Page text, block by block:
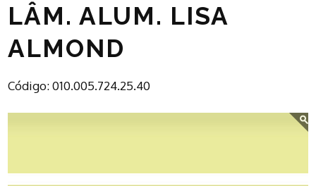
LÂM. ALUM. LISA
ALMOND
Código: 010.005.724.25.40